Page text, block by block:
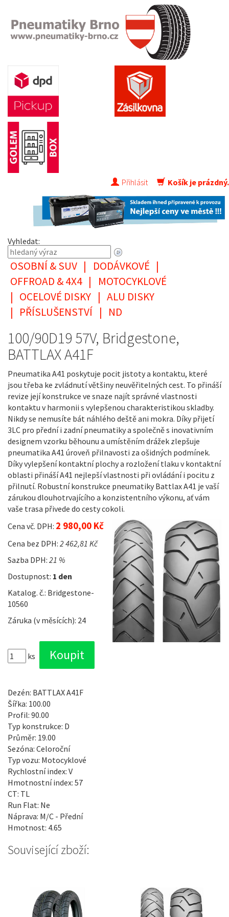
Přihlásit Košík je prázdný.
Vyhledat:
OSOBNÍ & SUV | DODÁVKOVÉ |
OFFROAD & 4X4 |
MOTOCYKLOVÉ
| OCELOVÉ DISKY | ALU DISKY
| PŘÍSLUŠENSTVÍ | ND
100/90D19 57V, Bridgestone,
BATTLAX A41F
Pneumatika A41 poskytuje pocit jistoty a kontaktu, které
jsou třeba ke zvládnutí většiny neuvěřitelných cest. To přináší
revize její konstrukce ve snaze najít správné vlastnosti
kontaktu v harmonii s vylepšenou charakteristikou skladby.
Nikdy se nemusíte bát náhlého deště ani mokra. Díky přijetí
3LC pro přední i zadní pneumatiky a společně s inovativním
designem vzorku běhounu a umístěním drážek zlepšuje
pneumatika A41 úroveň přilnavosti za ošidných podmínek.
Díky vylepšení kontaktní plochy a rozložení tlaku v kontaktní
oblasti přináší A41 nejlepší vlastnosti při ovládání i pocitu z
přilnutí. Robustní konstrukce pneumatiky Battlax A41 je vaší
zárukou dlouhotrvajícího a konzistentního výkonu, ať vám
vaše trasa přivede do cesty cokoli.
Cena vč. DPH: 2 980,00 Kč
Cena bez DPH: 2 462,81 Kč
Sazba DPH: 21 %
Dostupnost: 1 den
Katalog. č.: Bridgestone-
10560
Záruka (v měsících): 24
ks
Dezén: BATTLAX A41F
Šířka: 100.00
Profil: 90.00
Typ konstrukce: D
Průměr: 19.00
Sezóna: Celoroční
Typ vozu: Motocyklové
Rychlostní index: V
Hmotnostní index: 57
CT: TL
Run Flat: Ne
Náprava: M/C - Přední
Hmotnost: 4.65
Související zboží: